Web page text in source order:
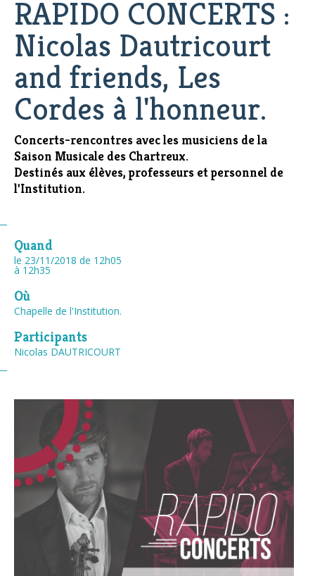
RAPIDO CONCERTS :
Nicolas Dautricourt
and friends, Les
Cordes à l'honneur.
Concerts-rencontres avec les musiciens de la
Saison Musicale des Chartreux.
Destinés aux élèves, professeurs et personnel de
l'Institution.
Quand
le 23/11/2018 de 12h05
à 12h35
Où
Chapelle de l'Institution.
Participants
Nicolas DAUTRICOURT